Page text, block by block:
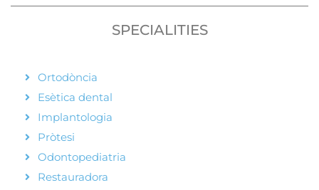
SPECIALITIES
Ortodòncia
Esètica dental
Implantologia
Pròtesi
Odontopediatria
Restauradora